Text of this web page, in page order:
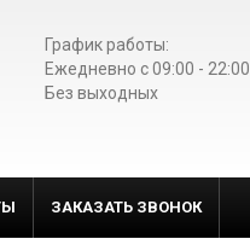
График работы:
Ежедневно c 09:00 - 22:00
Без выходных
ЗАКАЗАТЬ ЗВОНОК